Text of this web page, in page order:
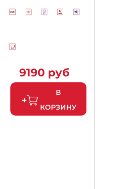
9190 руб
В
КОРЗИНУ